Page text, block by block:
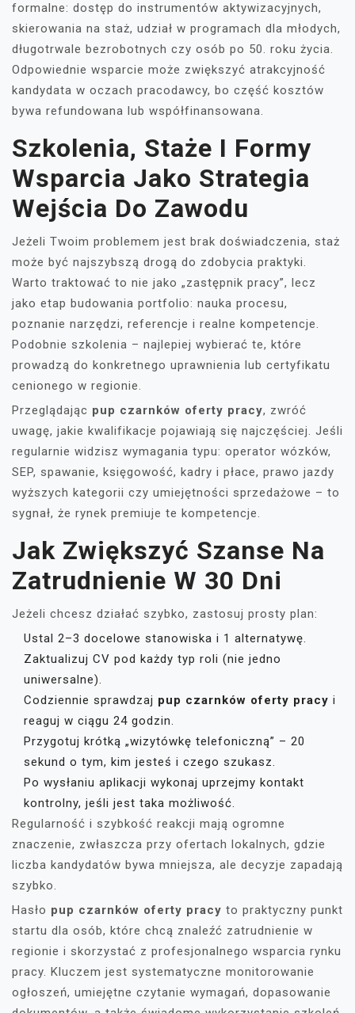
formalne: dostęp do instrumentów aktywizacyjnych,
skierowania na staż, udział w programach dla młodych,
długotrwale bezrobotnych czy osób po 50. roku życia.
Odpowiednie wsparcie może zwiększyć atrakcyjność
kandydata w oczach pracodawcy, bo część kosztów
bywa refundowana lub współfinansowana.
Szkolenia, Staże I Formy
Wsparcia Jako Strategia
Wejścia Do Zawodu
Jeżeli Twoim problemem jest brak doświadczenia, staż
może być najszybszą drogą do zdobycia praktyki.
Warto traktować to nie jako „zastępnik pracy”, lecz
jako etap budowania portfolio: nauka procesu,
poznanie narzędzi, referencje i realne kompetencje.
Podobnie szkolenia – najlepiej wybierać te, które
prowadzą do konkretnego uprawnienia lub certyfikatu
cenionego w regionie.
Przeglądając pup czarnków oferty pracy, zwróć
uwagę, jakie kwalifikacje pojawiają się najczęściej. Jeśli
regularnie widzisz wymagania typu: operator wózków,
SEP, spawanie, księgowość, kadry i płace, prawo jazdy
wyższych kategorii czy umiejętności sprzedażowe – to
sygnał, że rynek premiuje te kompetencje.
Jak Zwiększyć Szanse Na
Zatrudnienie W 30 Dni
Jeżeli chcesz działać szybko, zastosuj prosty plan:
Ustal 2–3 docelowe stanowiska i 1 alternatywę.
Zaktualizuj CV pod każdy typ roli (nie jedno
uniwersalne).
Codziennie sprawdzaj pup czarnków oferty pracy i
reaguj w ciągu 24 godzin.
Przygotuj krótką „wizytówkę telefoniczną” – 20
sekund o tym, kim jesteś i czego szukasz.
Po wysłaniu aplikacji wykonaj uprzejmy kontakt
kontrolny, jeśli jest taka możliwość.
Regularność i szybkość reakcji mają ogromne
znaczenie, zwłaszcza przy ofertach lokalnych, gdzie
liczba kandydatów bywa mniejsza, ale decyzje zapadają
szybko.
Hasło pup czarnków oferty pracy to praktyczny punkt
startu dla osób, które chcą znaleźć zatrudnienie w
regionie i skorzystać z profesjonalnego wsparcia rynku
pracy. Kluczem jest systematyczne monitorowanie
ogłoszeń, umiejętne czytanie wymagań, dopasowanie